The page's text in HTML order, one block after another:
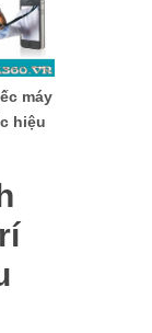
máy
hiệu